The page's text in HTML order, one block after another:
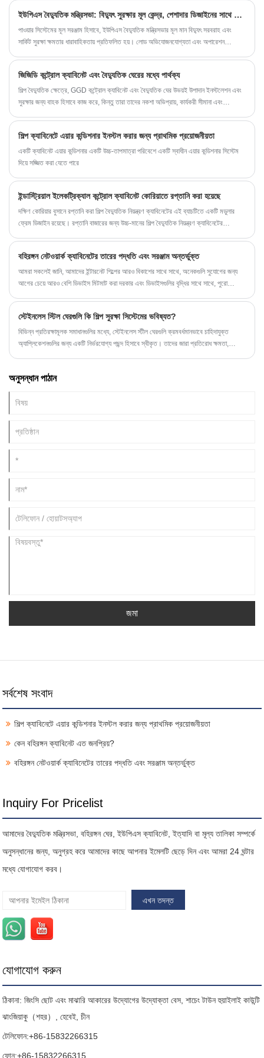
ইউপিএস বৈদ্যুতিক মন্ত্রিসভা: বিদ্যুৎ সুরক্ষার মূল কেন্দ্র, পেশাদার ডিজাইনের সাথে বিদ্যুৎ সরবরাহের স্থায়িত্ব নিশ্চিত করে
পাওয়ার সিস্টেমের মূল সরঞ্জাম হিসাবে, ইউপিএস বৈদ্যুতিক মন্ত্রিসভার মূল মান বিদ্যুৎ সরবরাহ এবং
সার্কিট সুরক্ষা ক্ষমতার ধারাবাহিকতায় প্রতিফলিত হয়। লোড অভিযোজনযোগ্যতা এবং অপারেশন
নির্ভরযোগ্য শক্তি বাধা তৈরি করে এবং শিল্প উত্পাদন এবং গুরুত্বপূর্ণ সুবিধাগুলির পরিচালনায় অপরিবর্তনীয়
ভূমিকা পালন করে।
জিজিডি কন্ট্রোল ক্যাবিনেট এবং বৈদ্যুতিক ঘেরের মধ্যে পার্থক্য
শিল্প বৈদ্যুতিক ক্ষেত্রে, GGD কন্ট্রোল ক্যাবিনেট এবং বৈদ্যুতিক ঘের উভয়ই উপাদান ইনস্টলেশন এবং
সুরক্ষার জন্য বাহক হিসাবে কাজ করে, কিন্তু তারা তাদের নকশা অভিপ্রায়, কার্যকরী সীমানা এবং
শিল্প ক্যাবিনেটে এয়ার কন্ডিশনার ইনস্টল করার জন্য প্রাথমিক প্রয়োজনীয়তা
একটি ক্যাবিনেট এয়ার কন্ডিশনার একটি উচ্চ-তাপমাত্রা পরিবেশে একটি স্বাধীন এয়ার কন্ডিশনার সিস্টেম
দিয়ে সজ্জিত করা যেতে পারে
ইন্ডাস্ট্রিয়াল ইলেকট্রিক্যাল কন্ট্রোল ক্যাবিনেট কোরিয়াতে রপ্তানি করা হয়েছে
দক্ষিণ কোরিয়ার বুসানে রপ্তানি করা শিল্প বৈদ্যুতিক নিয়ন্ত্রণ ক্যাবিনেটের এই ব্যাচটিতে একটি মডুলার
ফ্রেম ডিজাইন রয়েছে। রপ্তানি বাজারের জন্য উচ্চ-মানের শিল্প বৈদ্যুতিক নিয়ন্ত্রণ ক্যাবিনেটের
বহিরঙ্গন নেটওয়ার্ক ক্যাবিনেটের তারের পদ্ধতি এবং সরঞ্জাম অন্তর্ভুক্ত
আমরা সকলেই জানি, আমাদের ইন্টারনেট শিল্পের আরও বিকাশের সাথে সাথে, অনেকগুলি সুযোগের জন্য
আগের চেয়ে আরও বেশি ডিভাইস মিটমাট করা দরকার এবং ডিভাইসগুলির বৃদ্ধির সাথে সাথে, পুরো
স্টেইনলেস স্টিল ঘেরগুলি কি শিল্প সুরক্ষা সিস্টেমের ভবিষ্যত?
বিভিন্ন প্রতিরক্ষামূলক সমাধানগুলির মধ্যে, স্টেইনলেস স্টীল ঘেরগুলি ক্রমবর্ধমানভাবে চাহিদাযুক্ত
অ্যাপ্লিকেশনগুলির জন্য একটি নির্ভরযোগ্য পছন্দ হিসাবে স্বীকৃত। তাদের জারা প্রতিরোধ ক্ষমতা,
অনুসন্ধান পাঠান
জমা
সর্বশেষ সংবাদ
শিল্প ক্যাবিনেটে এয়ার কন্ডিশনার ইনস্টল করার জন্য প্রাথমিক প্রয়োজনীয়তা
কেন বহিরঙ্গন ক্যাবিনেট এত জনপ্রিয়?
বহিরঙ্গন নেটওয়ার্ক ক্যাবিনেটের তারের পদ্ধতি এবং সরঞ্জাম অন্তর্ভুক্ত
Inquiry For Pricelist
আমাদের বৈদ্যুতিক মন্ত্রিসভা, বহিরঙ্গন ঘের, ইউপিএস ক্যাবিনেট, ইত্যাদি বা মূল্য তালিকা সম্পর্কে
অনুসন্ধানের জন্য, অনুগ্রহ করে আমাদের কাছে আপনার ইমেলটি ছেড়ে দিন এবং আমরা 24 ঘন্টার
মধ্যে যোগাযোগ করব।
যোগাযোগ করুন
ঠিকানা: জিংসি ছোট এবং মাঝারি আকারের উদ্যোগের উদ্যোক্তা বেস, শাচেং টাউন হুয়াইলাই কাউন্টি
ঝাংজিয়াকু（শহর）, হেবেই, চীন
টেলিফোন:+86-15832266315
ফোন:+86-15832266315